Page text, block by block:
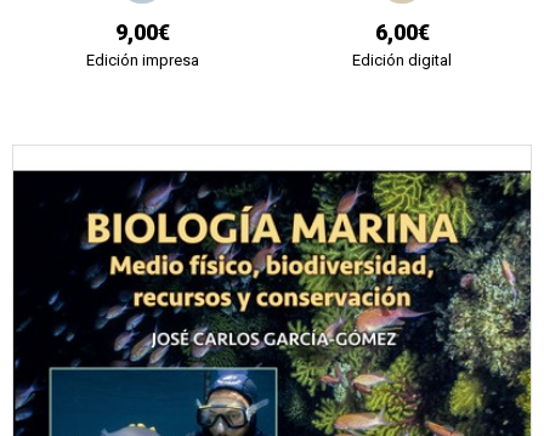
9,00€
Edición impresa
6,00€
Edición digital